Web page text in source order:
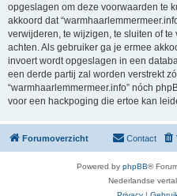
opgeslagen om deze voorwaarden te
akkoord dat
verwijderen, te wijzigen, te sluiten of
achten. Als gebruiker ga je ermee
invoert wordt opgeslagen in een
een derde partij zal worden verstrekt
“warmhaarlemmermeer.info” nóch
voor een hackpoging die ertoe kan
Forumoverzicht Contact
Powered by phpBB®
Nederlandse